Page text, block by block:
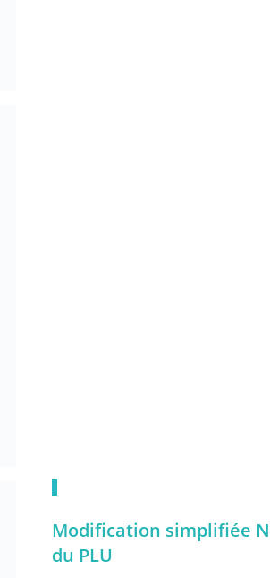
Modification simplifiée
du PLU